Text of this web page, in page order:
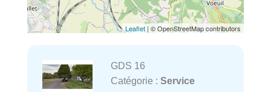
Leaflet | © OpenStreetMap contributors
GDS 16
Catégorie : Service